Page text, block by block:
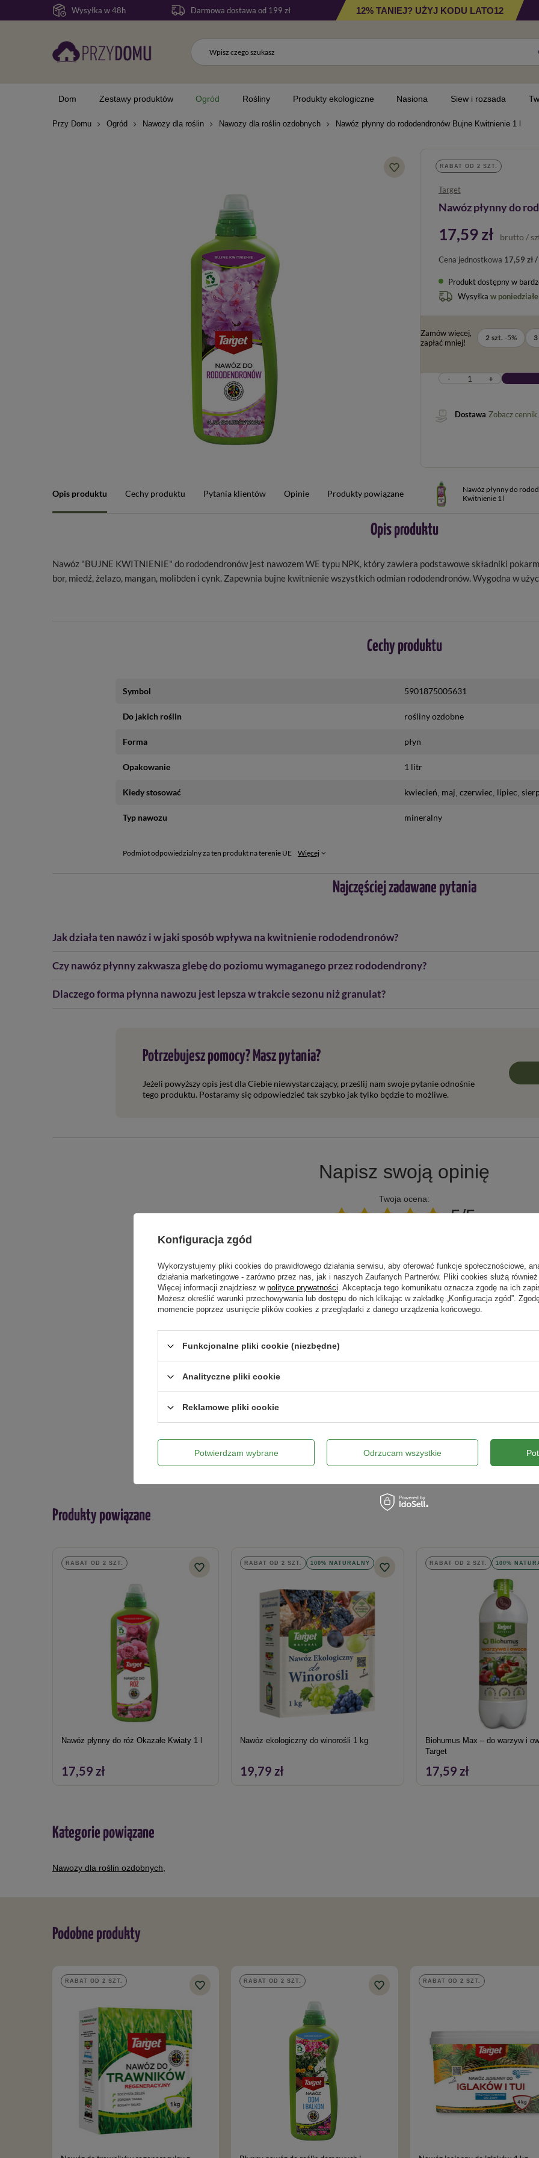
Wysyłka w 48h Darmowa dostawa od 199 zł 12% TANIEJ? UŻYJ KODU LATO12
Dom Zestawy produktów Ogród Rośliny Produkty ekologiczne Nasiona Siew i rozsada
Przy Domu Ogród Nawozy dla roślin Nawozy dla roślin ozdobnych Nawóz płynny do rododendronów Bujne Kwitnienie 1 l
RABAT OD 2 SZT.
Target
Nawóz płynny do
17,59 zł brutto /
Cena jednostkowa 17,59 zł
Produkt dostępny w
Wysyłka w
Zamów więcej,
zapłać mniej!
2 szt. -5% 3
- +
Dostawa Zobacz cennik
Opis produktu Cechy produktu Pytania klientów Opinie Produkty powiązane
Nawóz płynny do
Kwitnienie 1 l
Opis produktu
Nawóz "BUJNE KWITNIENIE" do rododendronów jest nawozem WE typu NPK, który zawiera podstawowe składniki
bor, miedź, żelazo, mangan, molibden i cynk. Zapewnia bujne kwitnienie wszystkich odmian rododendronów. Wygodna w
Cechy produktu
Symbol 5901875005631
Do jakich roślin rośliny ozdobne
Forma płyn
Opakowanie 1 litr
Kiedy stosować kwiecień maj czerwiec lipiec
Typ nawozu mineralny
Podmiot odpowiedzialny za ten produkt na terenie UE Więcej
Najczęściej zadawane pytania
Jak działa ten nawóz i w jaki sposób wpływa na kwitnienie rododendronów?
Czy nawóz płynny zakwasza glebę do poziomu wymaganego przez rododendrony?
Dlaczego forma płynna nawozu jest lepsza w trakcie sezonu niż granulat?
Potrzebujesz pomocy? Masz pytania?
Jeżeli powyższy opis jest dla Ciebie niewystarczający, prześlij nam swoje pytanie odnośnie
tego produktu. Postaramy się odpowiedzieć tak szybko jak tylko będzie to możliwe.
Napisz swoją opinię
Twoja ocena:
5/5
Dodaj własne zdjęcie produktu:
Twoje imię
Wyślij opinię
Produkty powiązane
RABAT OD 2 SZT.
Nawóz płynny do róż Okazałe Kwiaty 1 l
17,59 zł
RABAT OD 2 SZT. 100% NATURALNY
Nawóz ekologiczny do winorośli 1 kg
19,79 zł
RABAT OD 2 SZT. 100%
Biohumus Max – do warzyw i
Target
17,59 zł
Kategorie powiązane
Nawozy dla roślin ozdobnych
Podobne produkty
RABAT OD 2 SZT. RABAT OD 2 SZT. RABAT OD 2 SZT.
Konfiguracja zgód
Wykorzystujemy pliki cookies do prawidłowego działania serwisu, aby oferować funkcje społecznościowe,
działania marketingowe - zarówno przez nas, jak i naszych Zaufanych Partnerów. Pliki cookies służą
Więcej informacji znajdziesz w polityce prywatności. Akceptacja tego komunikatu oznacza zgodę na ich
Możesz określić warunki przechowywania lub dostępu do nich klikając w zakładkę „Konfiguracja zgód”.
momencie poprzez usunięcie plików cookies z przeglądarki z danego urządzenia końcowego.
Funkcjonalne pliki cookie (niezbędne)
Analityczne pliki cookie
Reklamowe pliki cookie
Potwierdzam wybrane Odrzucam wszystkie